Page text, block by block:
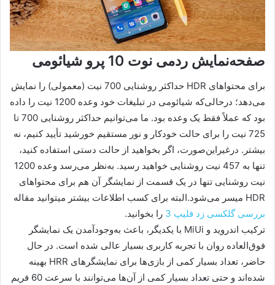
صفحه‌نمایش ردمی نوت 10 پرو شیائومی
برای محتواهای HDR حداکثر روشنایی 700 نیت (معمولی) را نمایش
می‌دهد؛ درحالی‌که شیائومی در تبلیغات خود وعده 1200 نیت را داده
بود که عملاً فقط یک وعده بود. ما می‌توانیم حداکثر روشنایی 700 تا
725 نیت را برای حالت خودکار و نور مستقیم خورشید تأیید کنیم، نه
بیشتر. درغیراین‌صورت، اگر بخواهید از حالت دستی استفاده کنید،
تنها به 457 نیت روشنایی خواهید رسید. به‌نظر می‌رسد وعده 1200
نیت روشنایی تنها در یک قسمت از نمایشگر آن هم برای محتواهای
HDR میسر می‌شود.البته برای کسب اطلاعات بیشتر میتوانید مقاله
بررسی گلکسی زد فلیپ 3
را بخوانید.
ترکیب اندروید و MiUi با یکدیگر، باعث به‌وجودآمدن یک نمایشگر
فوق‌العاده روان با تجربه کاربری بسیار عالی شده است. در حال
حاضر، تعداد بسیار کمی از بازی‌ها برای نمایشگرهای HRR بهینه
شده‌اند و حتی تعداد بسیار کمی از آن‌ها می‌توانند با سرعت 60 فریم